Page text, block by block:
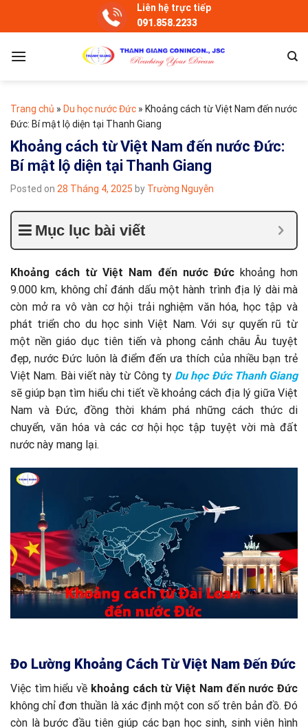
Liên hệ trực tiếp
091.858.2233
Trang chủ » Du học nước Đức » Khoảng cách từ Việt Nam đến nước
Đức: Bí mật lộ diện tại Thanh Giang
Khoảng cách từ Việt Nam đến nước Đức:
Bí mật lộ diện tại Thanh Giang
Posted on 28 Tháng 4, 2025 by Trường Nguyễn
Mục lục bài viết
Khoảng cách từ Việt Nam đến nước Đứckhoảng hơn
9.000 km, không chỉ đánh dấu một hành trình địa lý dài mà
còn mở ra vô vàn cơ hội trải nghiệm văn hóa, học tập và
phát triển cho du học sinh Việt Nam. Với sự quyến rũ từ
một nền giáo dục tiên tiến và phong cảnh châu Âu tuyệt
đẹp, nước Đức luôn là điểm đến ưa thích của nhiều bạn trẻ
Việt Nam. Bài viết này từ Công ty Du học ĐứcThanh Giang
sẽ giúp bạn tìm hiểu chi tiết về khoảng cách địa lý giữa Việt
Nam và Đức, đồng thời khám phá những cách thức di
chuyển, văn hóa và các cơ hội học tập tuyệt vời mà đất
nước này mang lại.
Đo Lường Khoảng Cách Từ Việt Nam Đến Đức
Việc tìm hiểu về khoảng cách từ Việt Nam đến nước Đức
không chỉ đơn thuần là xác định một con số trên bản đồ. Đó
còn là bước đầu tiên giúp các bạn học sinh, sinh viên hình